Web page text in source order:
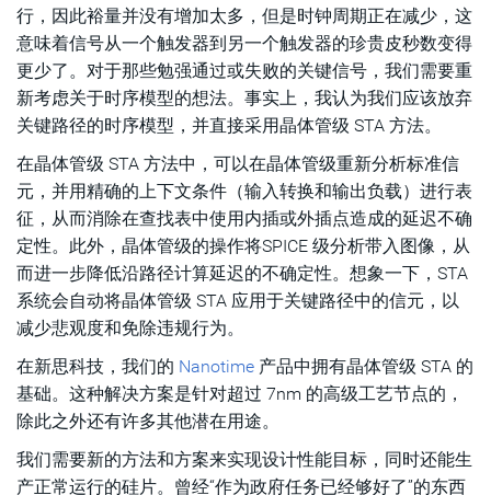
行，因此裕量并没有增加太多，但是时钟周期正在减少，这
意味着信号从一个触发器到另一个触发器的珍贵皮秒数变得
更少了。对于那些勉强通过或失败的关键信号，我们需要重
新考虑关于时序模型的想法。事实上，我认为我们应该放弃
关键路径的时序模型，并直接采用晶体管级 STA 方法。
在晶体管级 STA 方法中，可以在晶体管级重新分析标准信
元，并用精确的上下文条件（输入转换和输出负载）进行表
征，从而消除在查找表中使用内插或外插点造成的延迟不确
定性。此外，晶体管级的操作将SPICE 级分析带入图像，从
而进一步降低沿路径计算延迟的不确定性。想象一下，STA
系统会自动将晶体管级 STA 应用于关键路径中的信元，以
减少悲观度和免除违规行为。
在新思科技，我们的 Nanotime 产品中拥有晶体管级 STA 的
基础。这种解决方案是针对超过 7nm 的高级工艺节点的，
除此之外还有许多其他潜在用途。
我们需要新的方法和方案来实现设计性能目标，同时还能生
产正常运行的硅片。曾经“作为政府任务已经够好了”的东西